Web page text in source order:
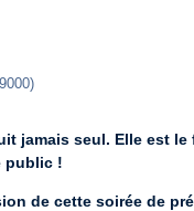
)
jamais seul. Elle est
public !
de cette soirée de